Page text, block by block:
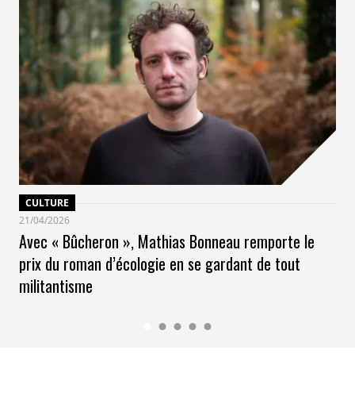
CULTURE
21/04/2026
Avec « Bûcheron », Mathias Bonneau remporte le
prix du roman d’écologie en se gardant de tout
militantisme